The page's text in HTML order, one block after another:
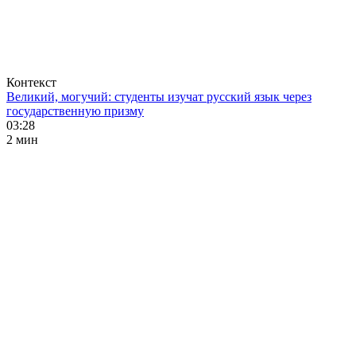
Контекст
Великий, могучий: студенты изучат русский язык через
государственную призму
03:28
2 мин